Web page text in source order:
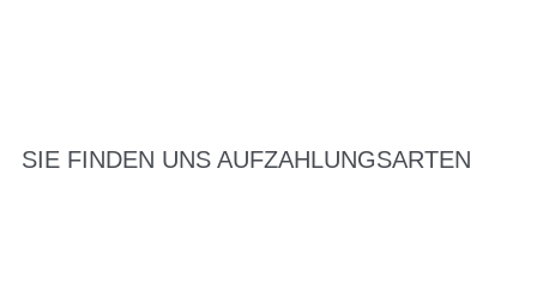
SIE FINDEN UNS AUFZAHLUNGSARTEN